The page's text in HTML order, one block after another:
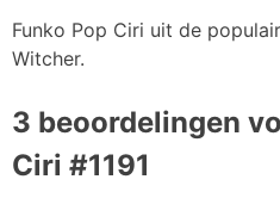
Funko Pop Ciri uit de
Witcher.
3 beoordelingen
Ciri #1191